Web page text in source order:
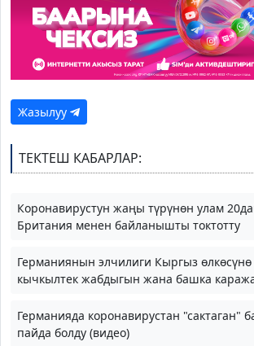
Жазылуу
ТЕКТЕШ КАБАРЛАР:
Коронавирустун жаңы түрүнөн улам
Британия менен байланышты токтотту
Германиянын элчилиги Кыргыз өлкөсүнө
кычкылтек жабдыгын жана башка
Германияда коронавирустан "сактаган"
пайда болду (видео)